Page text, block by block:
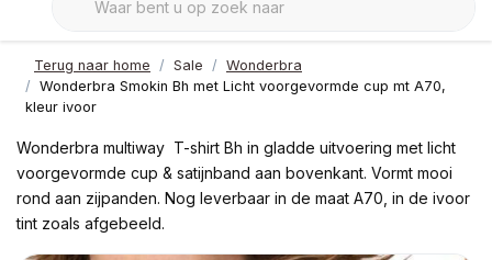
Terug naar home Sale
Wonderbra
Wonderbra Smokin Bh met Licht voorgevormde cup mt A70,
kleur ivoor
Wonderbra multiway T-shirt Bh in gladde uitvoering met licht
voorgevormde cup & satijnband aan bovenkant. Vormt mooi
rond aan zijpanden. Nog leverbaar in de maat A70, in de ivoor
tint zoals afgebeeld.